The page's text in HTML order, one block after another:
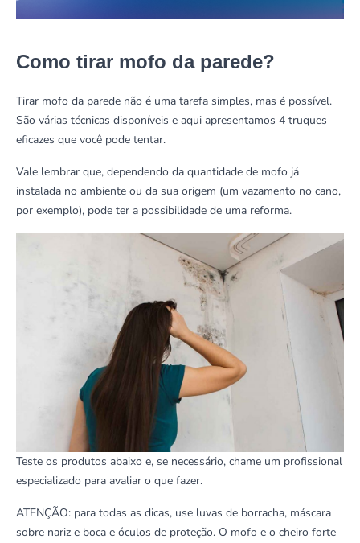
Como tirar mofo da parede?
Tirar mofo da parede não é uma tarefa simples, mas é possível.
São várias técnicas disponíveis e aqui apresentamos 4 truques
eficazes que você pode tentar.
Vale lembrar que, dependendo da quantidade de mofo já
instalada no ambiente ou da sua origem (um vazamento no cano,
por exemplo), pode ter a possibilidade de uma reforma.
Teste os produtos abaixo e, se necessário, chame um profissional
especializado para avaliar o que fazer.
ATENÇÃO: para todas as dicas, use luvas de borracha, máscara
sobre nariz e boca e óculos de proteção. O mofo e o cheiro forte